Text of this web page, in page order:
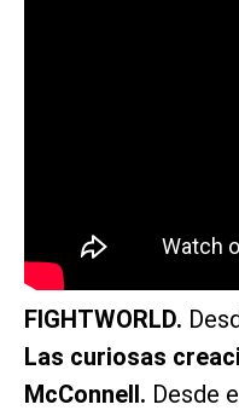
FIGHTWORLD.
Las curiosas
McConnell. Desde